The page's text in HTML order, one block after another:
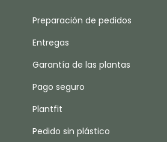
Preparación de pedidos
Entregas
Garantía de las plantas
Pago seguro
Plantfit
Pedido sin plástico